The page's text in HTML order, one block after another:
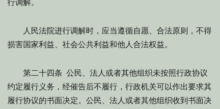
行调解。
人民法院进行调解时，应当遵循自愿、合法原则，不得
损害国家利益、社会公共利益和他人合法权益。
第二十四条 公民、法人或者其他组织未按照行政协议
约定履行义务，经催告后不履行，行政机关可以作出要求其
履行协议的书面决定。公民、法人或者其他组织收到书面决